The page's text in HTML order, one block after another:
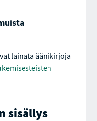
lainata äänikirjoja
sisällys